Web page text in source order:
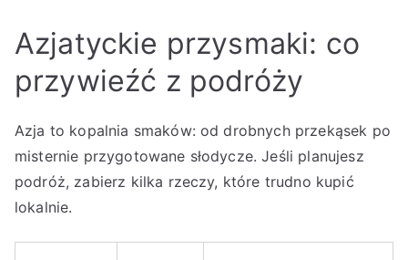
Azjatyckie przysmaki: co
przywieźć z podróży
Azja to kopalnia smaków: od drobnych przekąsek po
misternie przygotowane słodycze. Jeśli planujesz
podróż, zabierz kilka rzeczy, które trudno kupić
lokalnie.